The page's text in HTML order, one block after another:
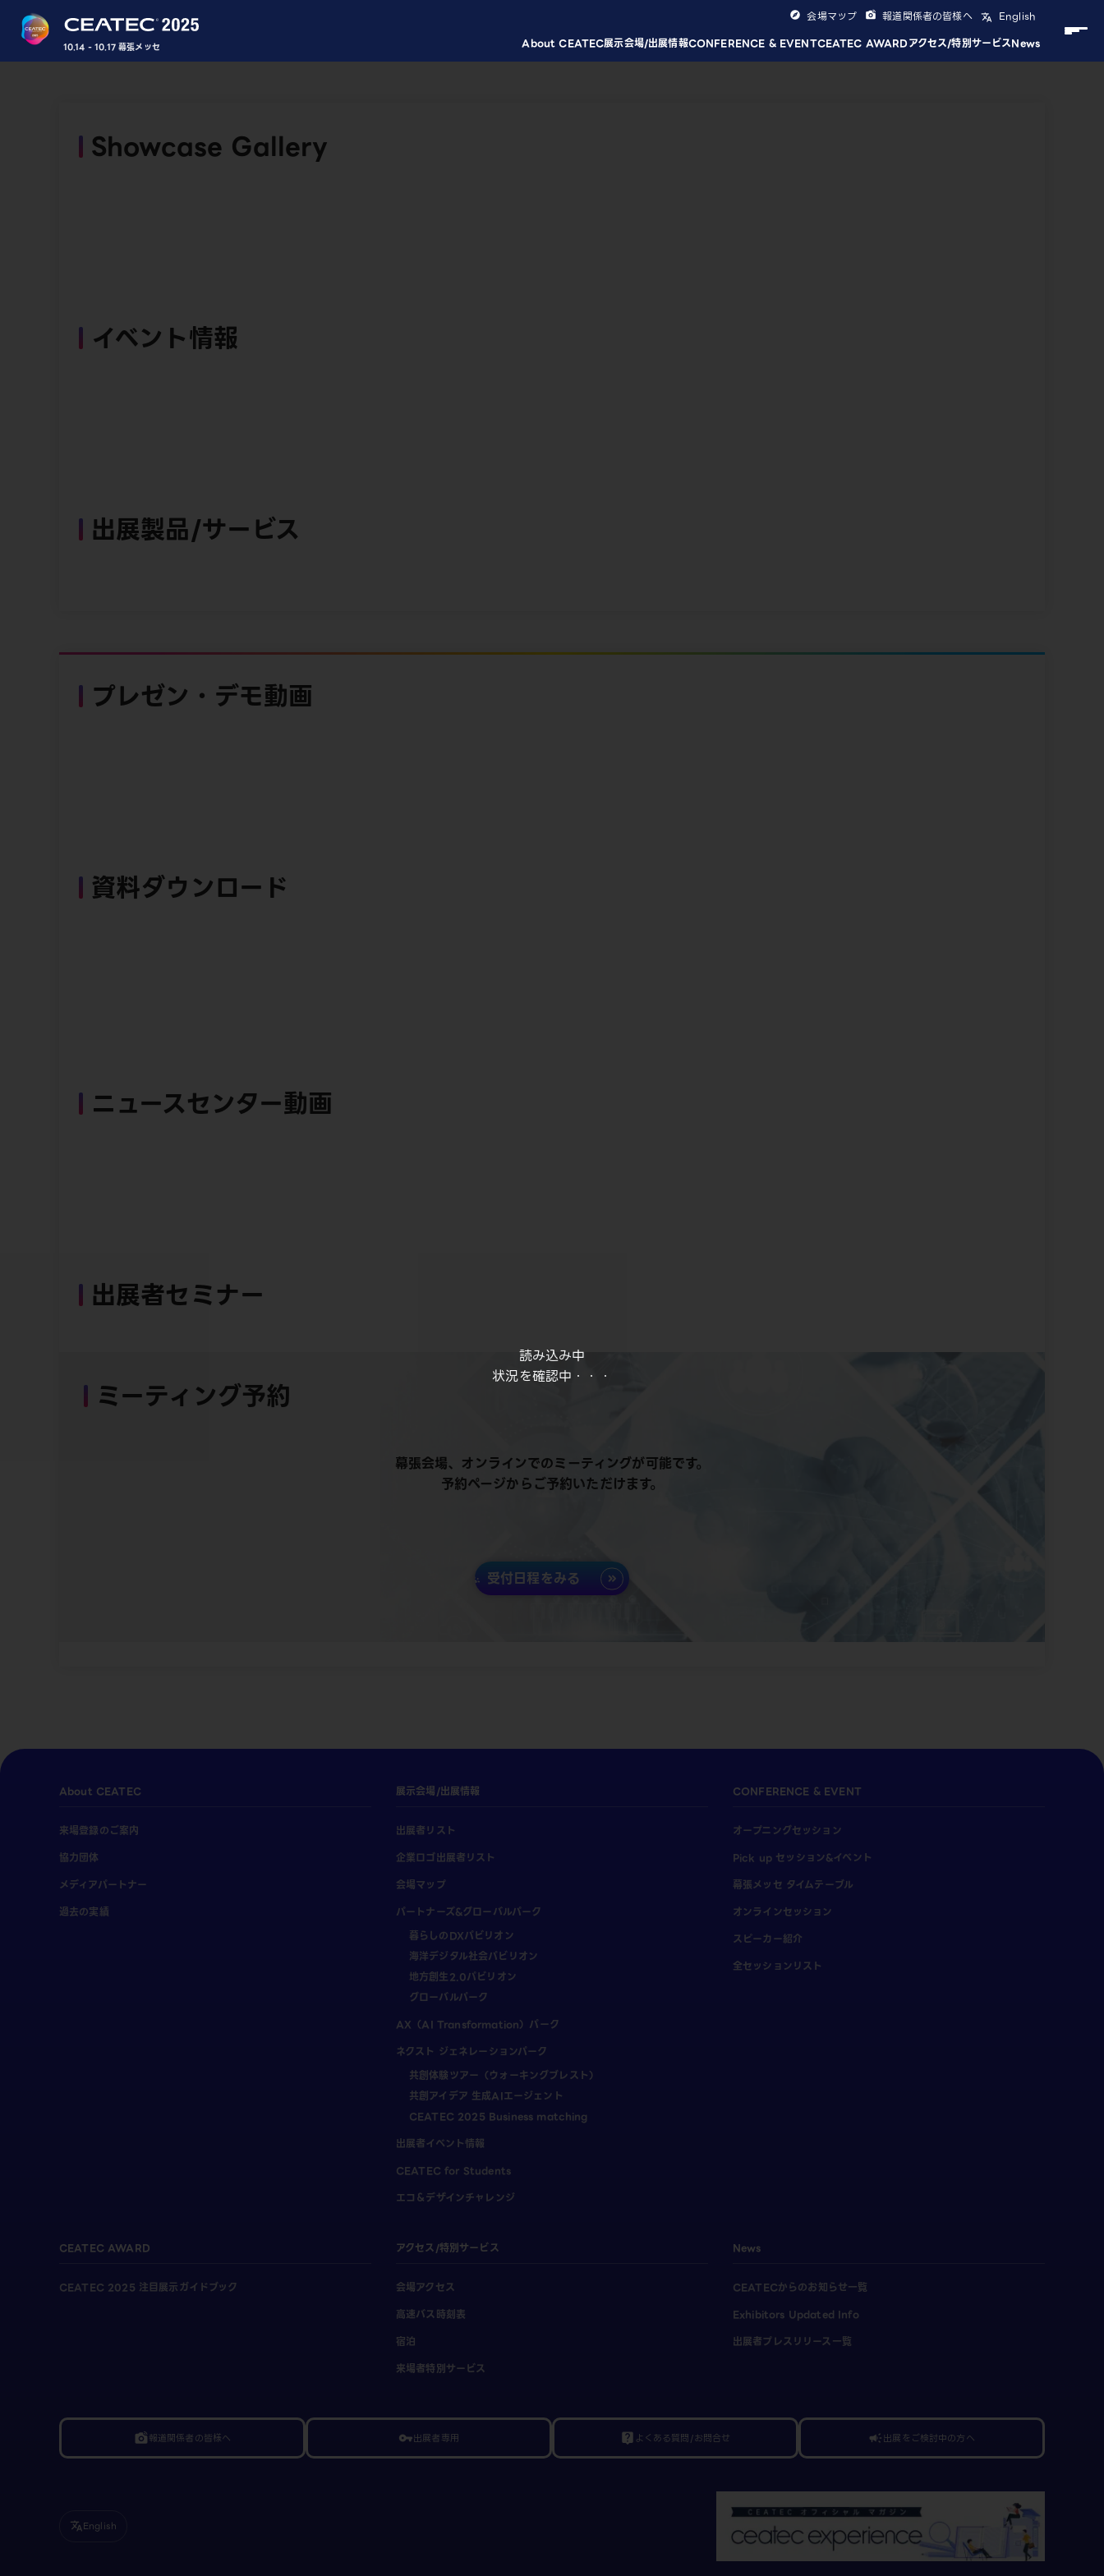
読み込み中
状況を確認中・・・
10.14 - 10.17 幕張メッセ About CEATEC展示会場/出展情報CONFERENCE & EVENTCEATEC AWARDアクセス/特別サービスNews
会場マップ 報道関係者の皆様へ English
Showcase Gallery
イベント情報
出展製品/サービス
プレゼン・デモ動画
資料ダウンロード
ニュースセンター動画
出展者セミナー
ミーティング予約
幕張会場、オンラインでのミーティングが可能です。
予約ページからご予約いただけます。
受付日程をみる
About CEATEC
来場登録のご案内
協力団体
メディアパートナー
過去の実績
展示会場/出展情報
出展者リスト
企業ロゴ出展者リスト
会場マップ
パートナーズ&グローバルパーク
暮らしのDXパビリオン
海洋デジタル社会パビリオン
地方創生2.0パビリオン
グローバルパーク
AX（AI Transformation）パーク
ネクスト ジェネレーションパーク
共創体験ツアー（ウォーキングブレスト）
共創アイデア 生成AIエージェント
CEATEC 2025 Business matching
出展者イベント情報
CEATEC for Students
エコ＆デザインチャレンジ
CONFERENCE & EVENT
オープニングセッション
Pick up セッション&イベント
幕張メッセ タイムテーブル
オンラインセッション
スピーカー紹介
全セッションリスト
CEATEC AWARD
CEATEC 2025 注目展示ガイドブック
アクセス/特別サービス
会場アクセス
高速バス時刻表
宿泊
来場者特別サービス
News
CEATECからのお知らせ一覧
Exhibitors Updated Info
出展者プレスリリース一覧
linked_camera報道関係者の皆様へ vpn_key出展者専用 live_help よくある質問/お問合せ campaign出展をご検討中の方へ
translateEnglish